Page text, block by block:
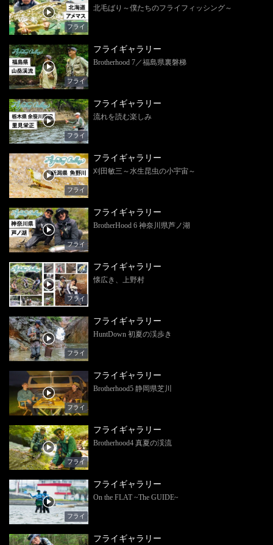
フライ
北毛ばり～僕たちのフライフィッシング～
フライ
フライギャラリー
Brotherhood 7／福島県裏磐梯
フライ
フライギャラリー
流れを読む楽しみ
フライ
フライギャラリー
刈田敏三～水生昆虫の小宇宙～
フライ
フライギャラリー
BrotherHood 6 神奈川県芦ノ湖
フライ
フライギャラリー
懐広き、上野村
フライ
フライギャラリー
HuntDown 初夏の渓歩き
フライ
フライギャラリー
Brotherhood5 静岡県芝川
フライ
フライギャラリー
Brotherhood4 真夏の渓流
フライ
フライギャラリー
On the FLAT ~The GUIDE~
フライギャラリー